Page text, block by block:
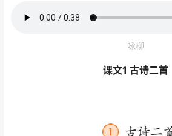
咏柳
课文1 古诗二首